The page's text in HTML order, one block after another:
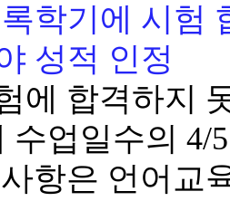
학기에 시험
성적 인정
에 합격하지
수업일수의 4/
항은 언어교